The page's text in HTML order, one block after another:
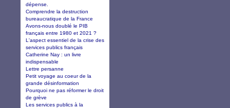
dépense.
Comprendre la destruction
bureaucratique de la France
Avons-nous doublé le PIB
français entre 1980 et 2021 ?
L'aspect essentiel de la crise des
services publics français
Catherine Nay : un livre
indispensable
Lettre persanne
Petit voyage au coeur de la
grande désinformation
Pourquoi ne pas réformer le droit
de grève
Les services publics à la